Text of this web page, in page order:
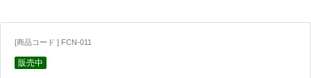
[商品コード ] FCN-011
販売中